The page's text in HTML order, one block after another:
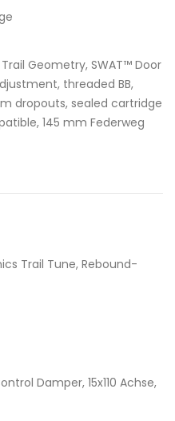
Geometry, SWAT™ Door
threaded BB,
dropouts, sealed cartridge
145 mm Federweg
Trail Tune, Rebound-
Damper, 15x110 Achse,